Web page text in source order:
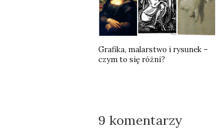
Grafika, malarstwo i rysunek –
czym to się różni?
9 komentarzy